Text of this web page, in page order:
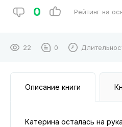
0 Рейтинг на
22 0
Описание книги
Катерина осталась на